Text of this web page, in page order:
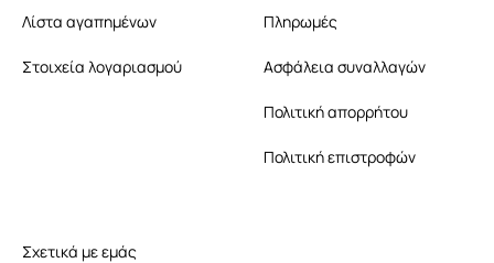
Λίστα αγαπημένων
Στοιχεία λογαριασμού
Πληρωμές
Ασφάλεια συναλλαγών
Πολιτική απορρήτου
Πολιτική επιστροφών
Σχετικά με εμάς